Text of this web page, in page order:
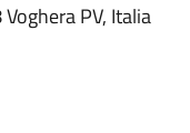
PV, Italia